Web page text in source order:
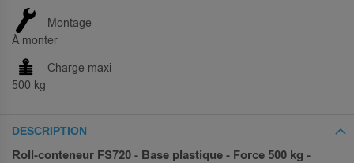
À monter
Montage
500 kg
Charge maxi
DESCRIPTION
Roll-conteneur FS720 - Base plastique - Force 500 kg -